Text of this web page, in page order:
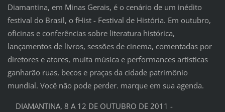
Diamantina, em Minas Gerais, é o cenário de um inédito
festival do Brasil, o fHist - Festival de História. Em outubro,
oficinas e conferências sobre literatura histórica,
lançamentos de livros, sessões de cinema, comentadas por
diretores e atores, muita música e performances artísticas
ganharão ruas, becos e praças da cidade patrimônio
mundial. Você não pode perder. marque em sua agenda.
DIAMANTINA, 8 A 12 DE OUTUBRO DE 2011 -